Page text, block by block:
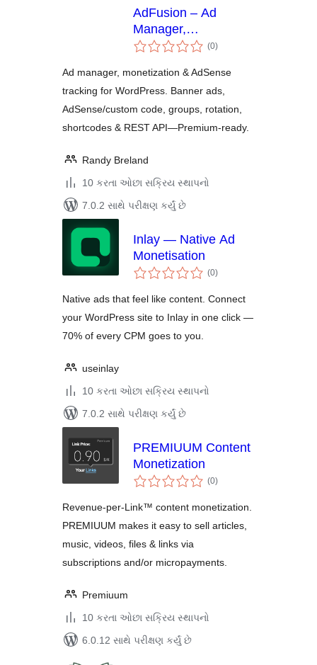
AdFusion – Ad
Manager,
Monetization &
(0કુલ
રેટિંગ્સ
)
Ad manager, monetization & AdSense
tracking for WordPress. Banner ads,
AdSense/custom code, groups, rotation,
shortcodes & REST API—Premium-ready.
Randy Breland
10 કરતા ઓછા સક્રિય સ્થાપનો
7.0.2 સાથે પરીક્ષણ કર્યું છે
Inlay — Native Ad
Monetisation
(0કુલ
રેટિંગ્સ
)
Native ads that feel like content. Connect
your WordPress site to Inlay in one click —
70% of every CPM goes to you.
useinlay
10 કરતા ઓછા સક્રિય સ્થાપનો
7.0.2 સાથે પરીક્ષણ કર્યું છે
PREMIUUM Content
Monetization
(0કુલ
રેટિંગ્સ
)
Revenue-per-Link™ content monetization.
PREMIUUM makes it easy to sell articles,
music, videos, files & links via
subscriptions and/or micropayments.
Premiuum
10 કરતા ઓછા સક્રિય સ્થાપનો
6.0.12 સાથે પરીક્ષણ કર્યું છે